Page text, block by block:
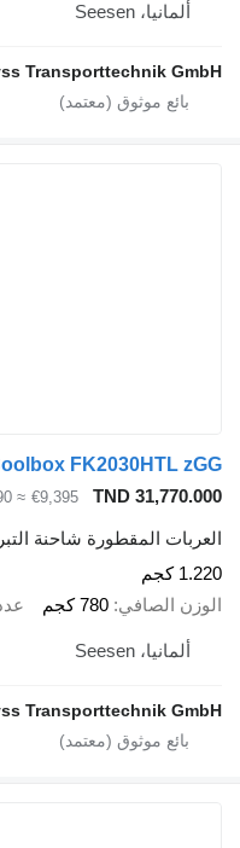
ألمانيا، Seesen
Transporttechnik GmbH
FK2030HTL zGG
TND 31,770.000
€9,395
≈ $10,790
العربات المقطورة شاحنة
1.220 كجم
الوزن الصافي 780 كجم
ألمانيا، Seesen
Transporttechnik GmbH